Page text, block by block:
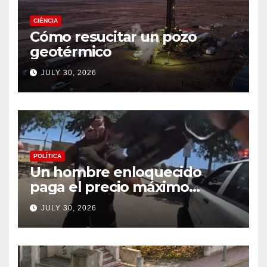
CIÉNCIA
Cómo resucitar un pozo
geotérmico
JULY 30, 2026
POLÍTICA
Un hombre enloquecido
paga el precio máximo
después de llevar un cuchillo
a un tiroteo con agentes del
condado de Los Ángeles
(VIDEO) * The Gateway
Pundit * por Cullen
JULY 30, 2026